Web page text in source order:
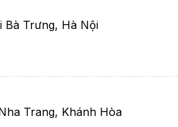
Bà Trưng, Hà Nội
Trang, Khánh Hòa